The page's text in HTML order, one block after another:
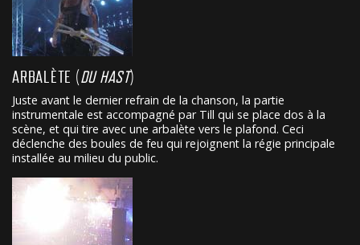
ARBALÈTE (DU HAST)
Juste avant le dernier refrain de la chanson, la partie
instrumentale est accompagné par Till qui se place dos à la
scène, et qui tire avec une arbalète vers le plafond. Ceci
déclenche des boules de feu qui rejoignent la régie principale
installée au milieu du public.